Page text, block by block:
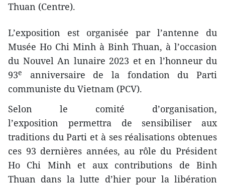
Thuan (Centre).
L’exposition est organisée par l’antenne du
Musée Ho Chi Minh à Binh Thuan, à l’occasion
du Nouvel An lunaire 2023 et en l’honneur du
93e
anniversaire de la fondation du Parti
communiste du Vietnam (PCV).
Selon le comité d’organisation,
l’exposition permettra de sensibiliser aux
traditions du Parti et à ses réalisations obtenues
ces 93 dernières années, au rôle du Président
Ho Chi Minh et aux contributions de Binh
Thuan dans la lutte d’hier pour la libération